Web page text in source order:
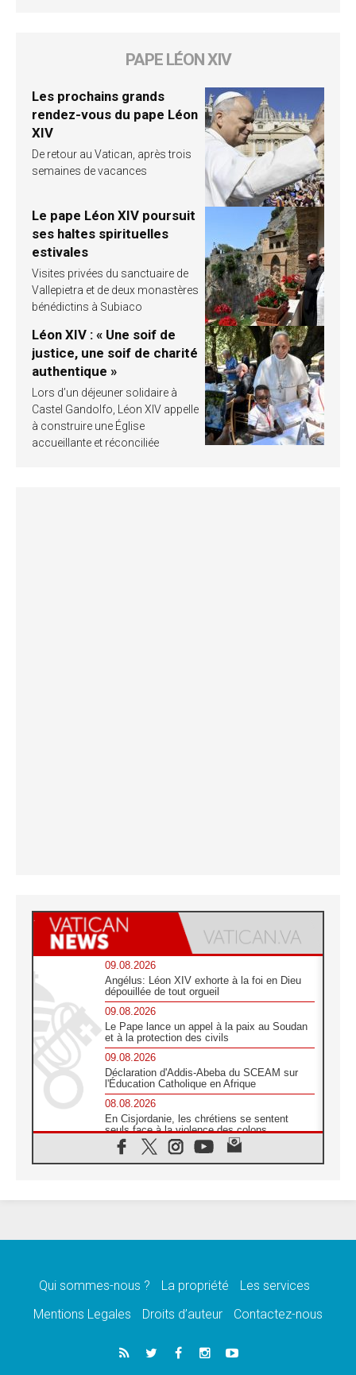
PAPE LÉON XIV
Les prochains grands
rendez-vous du pape Léon
XIV
De retour au Vatican, après trois
semaines de vacances
Le pape Léon XIV poursuit
ses haltes spirituelles
estivales
Visites privées du sanctuaire de
Vallepietra et de deux monastères
bénédictins à Subiaco
Léon XIV : « Une soif de
justice, une soif de charité
authentique »
Lors d’un déjeuner solidaire à
Castel Gandolfo, Léon XIV appelle
à construire une Église
accueillante et réconciliée
09.08.2026
Angélus: Léon XIV exhorte à la foi en Dieu
dépouillée de tout orgueil
09.08.2026
Le Pape lance un appel à la paix au Soudan
et à la protection des civils
09.08.2026
Déclaration d'Addis-Abeba du SCEAM sur
l'Éducation Catholique en Afrique
08.08.2026
En Cisjordanie, les chrétiens se sentent
seuls face à la violence des colons
08.08.2026
Léon XIV au sanctuaire de Notre Dame du
08.08.2026
08.08.2026
catholiques
Au Bangladesh, l'Église accompagne les
Dalits sur le chemin de la dignité
Qui sommes-nous ? La propriété
Les services
Mentions Legales
Droits d’auteur Contactez-nous